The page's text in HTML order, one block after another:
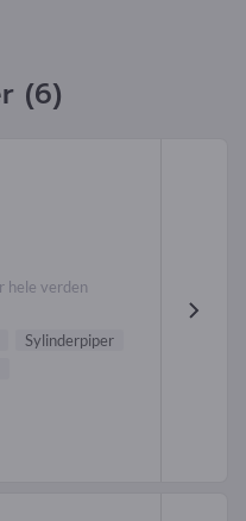
(6)
hele verden
Sylinderpiper